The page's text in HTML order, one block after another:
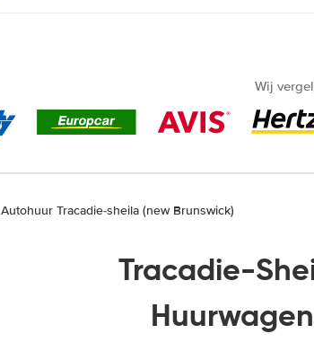
Wij
Autohuur Tracadie-sheila (new Brunswick)
Tracadie-